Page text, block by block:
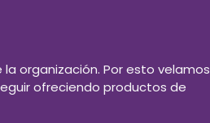
organización. Por esto velamos
ofreciendo productos de